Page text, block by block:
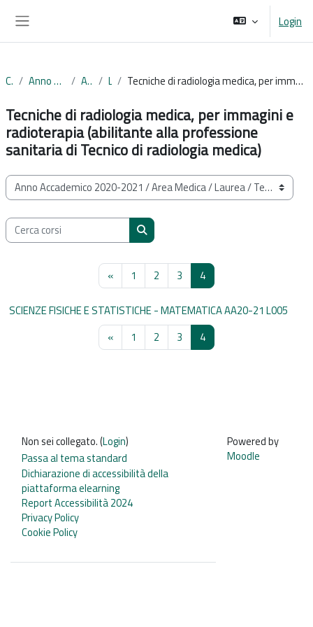
Login
Corsi Anno Accademico 2020-2021 Area Medica Laurea Tecniche di radiologia medica, per immagini e radioterapia (abilitante alla professione sanitaria di Tecnico di radiologia medica)
Tecniche di radiologia medica, per immagini e
radioterapia (abilitante alla professione
sanitaria di Tecnico di radiologia medica)
Categorie di corso
Cerca corsi
Cerca corsi
«Pagina precedente
1 Pagina 1
2 Pagina 2
3 Pagina 3
4Pagina 4
SCIENZE FISICHE E STATISTICHE - MATEMATICA AA20-21 L005
«Pagina precedente
1 Pagina 1
2 Pagina 2
3 Pagina 3
4Pagina 4
Non sei collegato. (Login)
Passa al tema standard
Dichiarazione di accessibilità della
piattaforma elearning
Report Accessibilità 2024
Privacy Policy
Cookie Policy
Powered by
Moodle